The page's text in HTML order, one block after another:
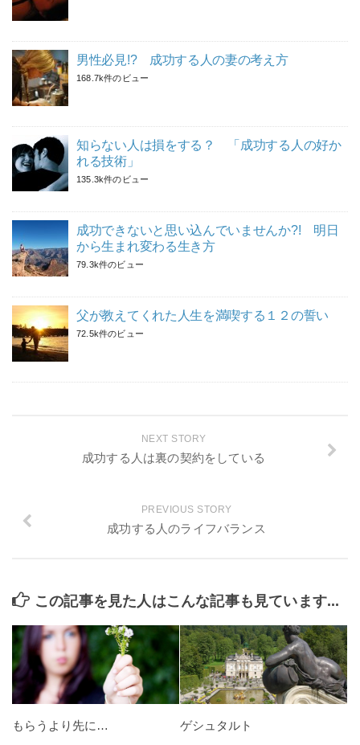
男性必見!? 成功する人の妻の考え方
168.7k件のビュー
知らない人は損をする？ 「成功する人の好か
れる技術」
135.3k件のビュー
成功できないと思い込んでいませんか?! 明日
から生まれ変わる生き方
79.3k件のビュー
父が教えてくれた人生を満喫する１２の誓い
72.5k件のビュー
NEXT STORY
成功する人は裏の契約をしている
PREVIOUS STORY
成功する人のライフバランス
この記事を見た人はこんな記事も見ています...
もらうより先に… ゲシュタルト